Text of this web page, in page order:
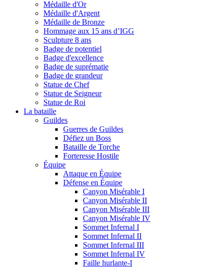
Médaille d'Or
Médaille d'Argent
Médaille de Bronze
Hommage aux 15 ans d’IGG
Sculpture 8 ans
Badge de potentiel
Badge d'excellence
Badge de suprématie
Badge de grandeur
Statue de Chef
Statue de Seigneur
Statue de Roi
La bataille
Guildes
Guerres de Guildes
Défiez un Boss
Bataille de Torche
Forteresse Hostile
Équipe
Attaque en Équipe
Défense en Équipe
Canyon Misérable I
Canyon Misérable II
Canyon Misérable III
Canyon Misérable IV
Sommet Infernal I
Sommet Infernal II
Sommet Infernal III
Sommet Infernal IV
Faille hurlante-I